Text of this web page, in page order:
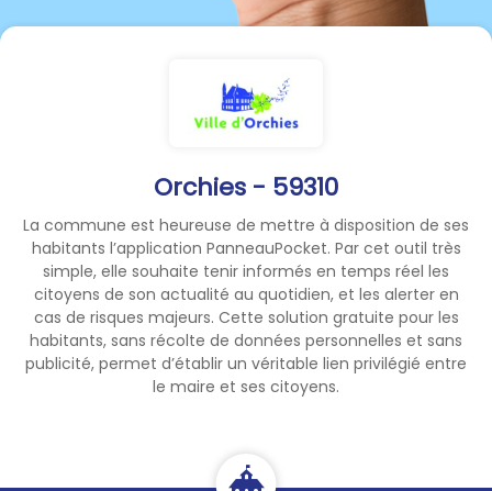
Orchies - 59310
La commune est heureuse de mettre à disposition de ses
habitants l’application PanneauPocket. Par cet outil très
simple, elle souhaite tenir informés en temps réel les
citoyens de son actualité au quotidien, et les alerter en
cas de risques majeurs. Cette solution gratuite pour les
habitants, sans récolte de données personnelles et sans
publicité, permet d’établir un véritable lien privilégié entre
le maire et ses citoyens.